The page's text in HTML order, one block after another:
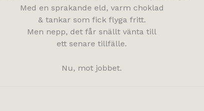
Med en sprakande eld, varm choklad
& tankar som fick flyga fritt.
Men nepp, det får snällt vänta till
ett senare tillfälle.
Nu, mot jobbet.